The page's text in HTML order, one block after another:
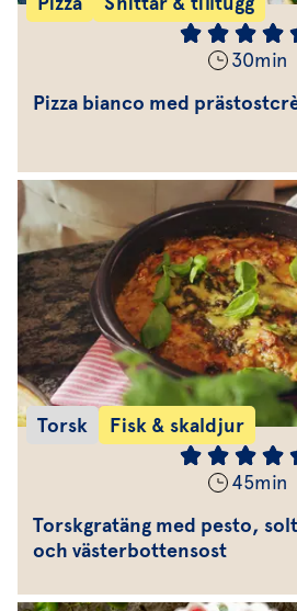
30min
Pizza bianco med
Torsk Fisk & skaldjur
45min
Torskgratäng med pesto,
och västerbottensost